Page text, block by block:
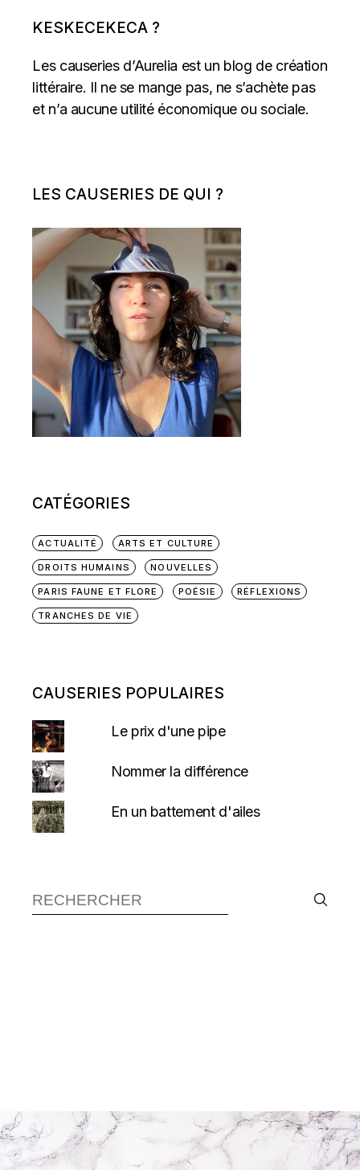
KESKECEKECA ?
Les causeries d’Aurelia est un blog de création
littéraire. Il ne se mange pas, ne s’achète pas
et n’a aucune utilité économique ou sociale.
LES CAUSERIES DE QUI ?
CATÉGORIES
ACTUALITÉ ARTS ET CULTURE
DROITS HUMAINS NOUVELLES
PARIS FAUNE ET FLORE POÉSIE RÉFLEXIONS
TRANCHES DE VIE
CAUSERIES POPULAIRES
Le prix d'une pipe
Nommer la différence
En un battement d'ailes
Recherche :